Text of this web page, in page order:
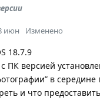
июн Изменено
18.7.9
ПК версией
в середине
и что